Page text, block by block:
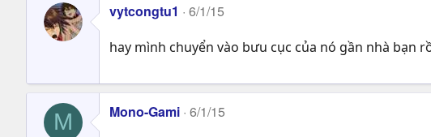
vytcongtu1 6/1/15
hay mình chuyển vào bưu cục của nó gần nhà bạn
M Mono-Gami 6/1/15